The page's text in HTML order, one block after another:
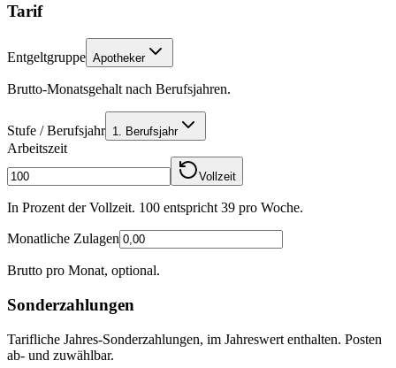
Tarif
Entgeltgruppe Apotheker
Brutto-Monatsgehalt nach Berufsjahren.
Stufe / Berufsjahr 1. Berufsjahr
Arbeitszeit
Vollzeit
In Prozent der Vollzeit. 100 entspricht 39 pro Woche.
Monatliche Zulagen
Brutto pro Monat, optional.
Sonderzahlungen
Tarifliche Jahres-Sonderzahlungen, im Jahreswert enthalten. Posten
ab- und zuwählbar.